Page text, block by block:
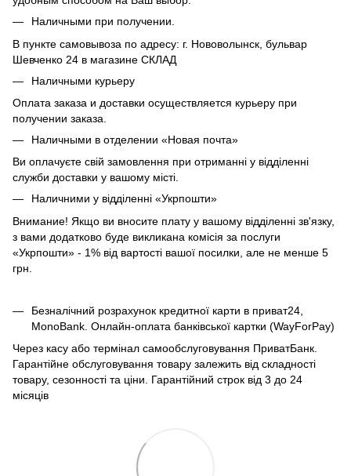
Наличными при получении.
В пункте самовывоза по адресу: г. Нововолынск, бульвар
Шевченко 24 в магазине СКЛАД
Наличными курьеру
Оплата заказа и доставки осуществляется курьеру при
получении заказа.
Наличными в отделении «Новая почта»
Ви оплачуєте свій замовлення при отриманні у відділенні
служби доставки у вашому місті.
Наличними у відділенні «Укрпошти»
Внимание! Якщо ви вносите плату у вашому відділенні зв'язку,
з вами додатково буде викликана комісія за послуги
«Укрпошти» - 1% від вартості вашої посилки, але не менше 5
грн.
Безналічний розрахунок кредитної карти в приват24,
MonoBank. Онлайн-оплата банківської картки (WayForPay)
Через касу або термінал самообслуговування ПриватБанк.
Гарантійне обслуговування товару залежить від складності
товару, сезонності та ціни. Гарантійний строк від 3 до 24
місяців